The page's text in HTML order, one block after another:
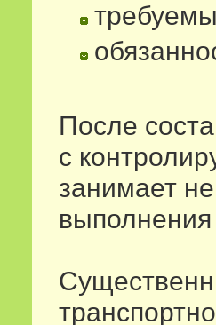
После
с
занимает
выполнения